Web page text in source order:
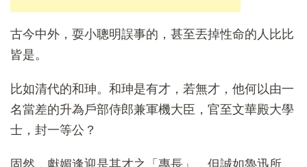
古今中外，耍小聰明誤事的，甚至丟掉性命的人比比
皆是。
比如清代的和珅。和珅是有才，若無才，他何以由一
名當差的升為戶部侍郎兼軍機大臣，官至文華殿大學
士，封一等公？